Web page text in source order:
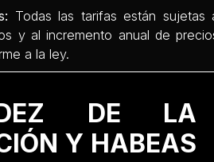
Todas las tarifas están sujetas
y al incremento anual de
a la ley.
DE LA
Y HABEAS